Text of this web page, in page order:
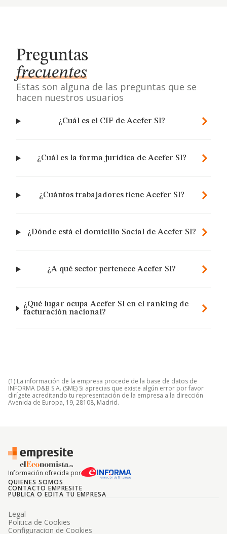
Preguntas
frecuentes
Estas son alguna de las preguntas que se
hacen nuestros usuarios
¿Cuál es el CIF de Acefer Sl?
¿Cuál es la forma jurídica de Acefer Sl?
¿Cuántos trabajadores tiene Acefer Sl?
¿Dónde está el domicilio Social de Acefer Sl?
¿A qué sector pertenece Acefer Sl?
¿Qué lugar ocupa Acefer Sl en el ranking de
facturación nacional?
(1) La información de la empresa procede de la base de datos de
INFORMA D&B S.A. (SME) Si aprecias que existe algún error por favor
dirígete acreditando tu representación de la empresa a la dirección
Avenida de Europa, 19, 28108, Madrid.
Información ofrecida por
QUIENES SOMOS
CONTACTO EMPRESITE
PUBLICA O EDITA TU EMPRESA
Legal
Politica de Cookies
Configuracion de Cookies